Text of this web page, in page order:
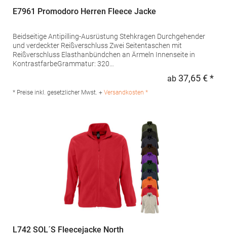
E7961 Promodoro Herren Fleece Jacke
Beidseitige Antipilling-Ausrüstung Stehkragen Durchgehender
und verdeckter Reißverschluss Zwei Seitentaschen mit
Reißverschluss Elasthanbündchen an Ärmeln Innenseite in
KontrastfarbeGrammatur: 320
Produktsicherheit: Herst.-Nr.: 7961Hersteller: Promodoro
Fashion GmbH Am Gatherhof 57 40472 Düsseldorf Deutschland
ab 37,65 € *
* Preise inkl. gesetzlicher Mwst. + Versandkosten *
L742 SOL´S Fleecejacke North